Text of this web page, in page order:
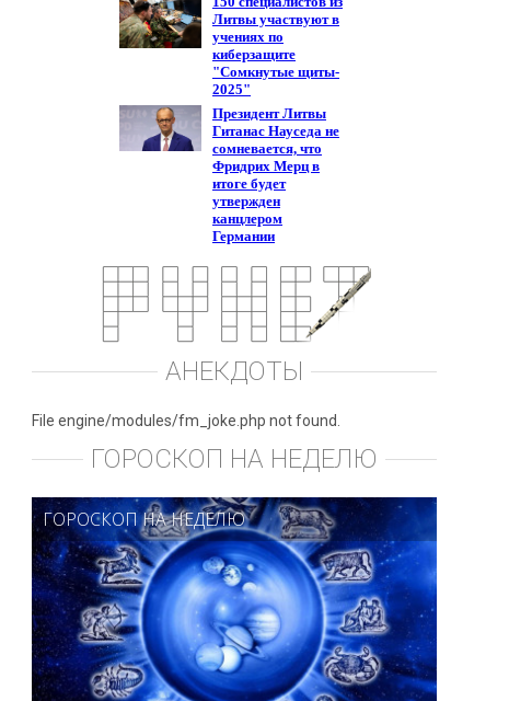
АНЕКДОТЫ
File engine/modules/fm_joke.php not found.
ГОРОСКОП НА НЕДЕЛЮ
ГОРОСКОП НА НЕДЕЛЮ